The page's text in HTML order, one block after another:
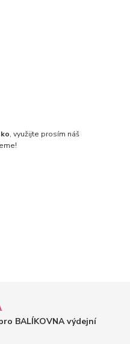
, využijte prosím náš
BALÍKOVNA výdejní